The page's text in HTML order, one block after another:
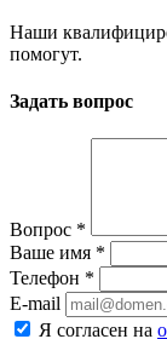
Наши
помогут.
Задать вопрос
Вопрос *
Ваше имя *
Телефон *
E-mail
Я согласен на